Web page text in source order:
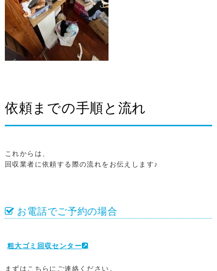
依頼までの手順と流れ
これからは、
回収業者に依頼する際の流れをお伝えします♪
お電話でご予約の場合
粗大ゴミ回収センター
まずはこちらにご連絡ください。